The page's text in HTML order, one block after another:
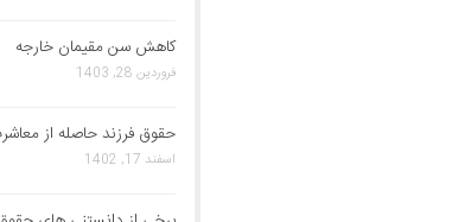
کاهش سن مقیمان خارجه
فروردین 28, 1403
حقوق فرزند حاصله از
اسفند 17, 1402